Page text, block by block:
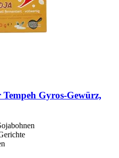
Tempeh Gyros-​Gewürz,